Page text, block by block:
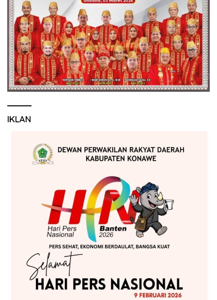
IKLAN